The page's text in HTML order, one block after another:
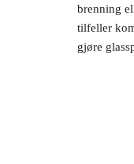
brenning
tilfeller
gjøre